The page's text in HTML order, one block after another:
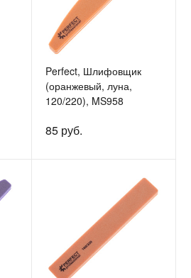
Perfect, Шлифовщик
(оранжевый, луна,
120/220), MS958
85 руб.